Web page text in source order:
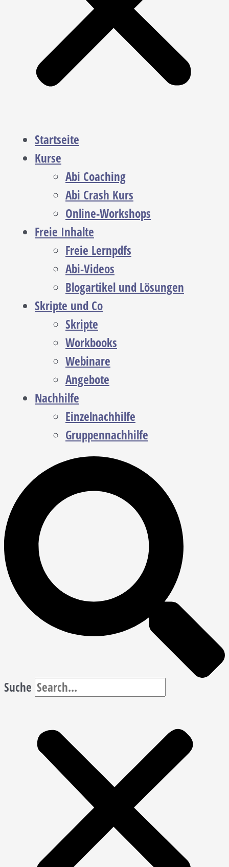
Startseite
Kurse
Abi Coaching
Abi Crash Kurs
Online-Workshops
Freie Inhalte
Freie Lernpdfs
Abi-Videos
Blogartikel und Lösungen
Skripte und Co
Skripte
Workbooks
Webinare
Angebote
Nachhilfe
Einzelnachhilfe
Gruppennachhilfe
Suche